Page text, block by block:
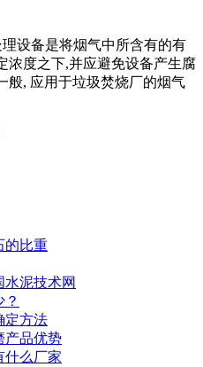
设备是将烟气中所含有的有
浓度之下,并应避免设备产生腐
般, 应用于垃圾焚烧厂的烟气
的比重
泥技术网
定方法
产品优势
什么厂家